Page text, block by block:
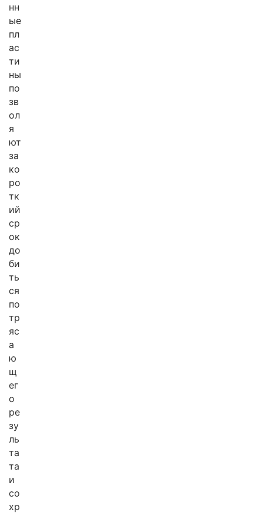
нн
ые
пл
ас
ти
ны
по
зв
ол
я
ют
за
ко
ро
тк
ий
ср
ок
до
би
ть
ся
по
тр
яс
а
ю
щ
ег
о
ре
зу
ль
та
та
и
со
хр